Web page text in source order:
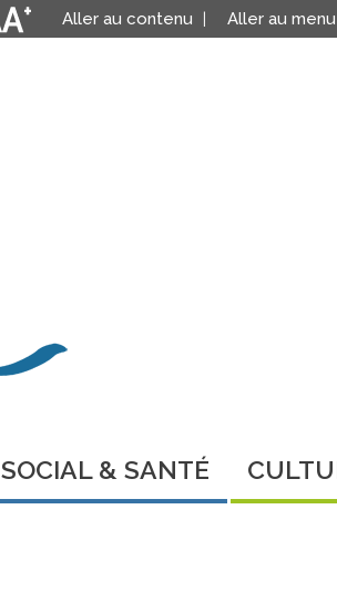
Aller au contenu Aller au menu
SOCIAL & SANTÉ